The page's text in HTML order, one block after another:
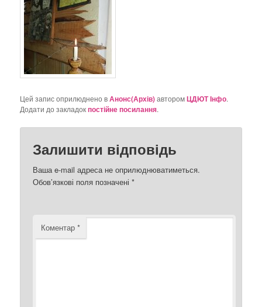
Цей запис оприлюднено вАнонс(Архів)авторомЦДЮТ Інфо.
Додати до закладокпостійне посилання.
Залишити відповідь
Ваша e-mail адреса не оприлюднюватиметься.
Обов’язкові поля позначені*
Коментар*